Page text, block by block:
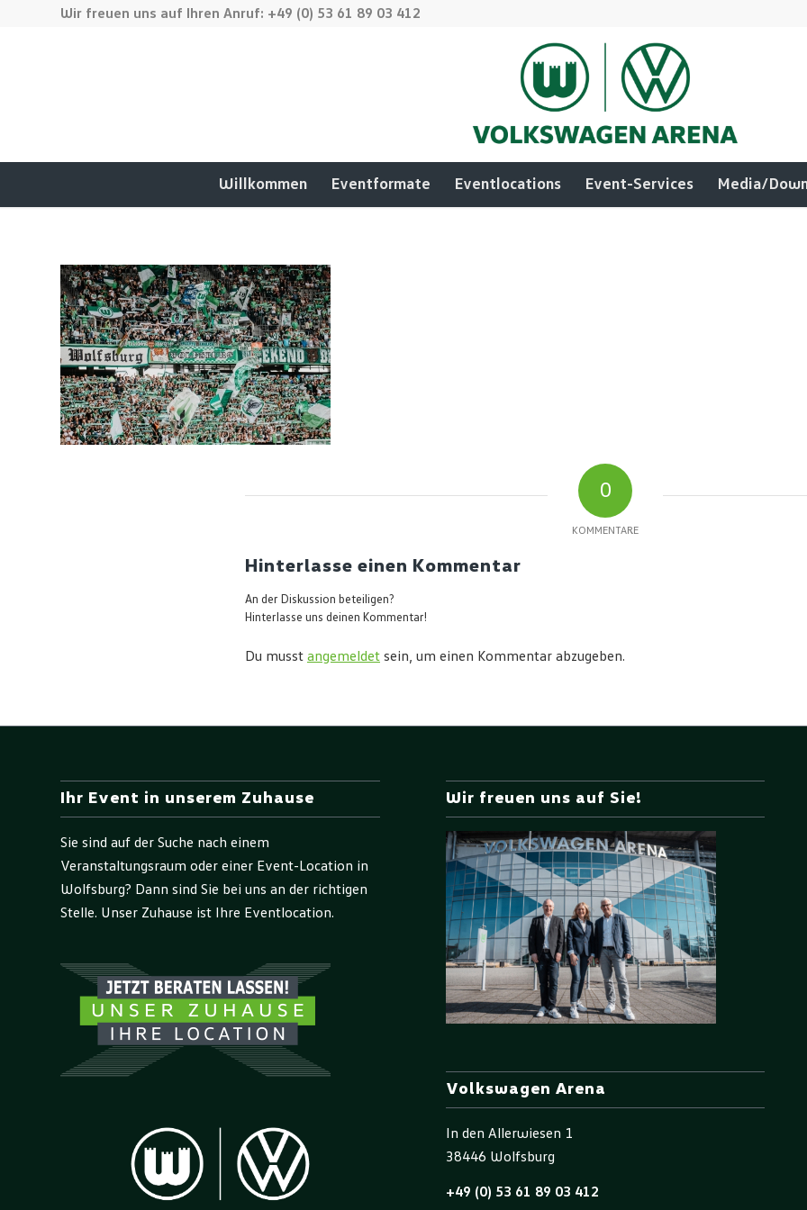
Wir freuen uns auf Ihren Anruf: +49 (0) 53 61 89 03 412
Willkommen Eventformate Eventlocations Event-Services Media/
0
KOMMENTARE
Hinterlasse einen Kommentar
An der Diskussion beteiligen?
Hinterlasse uns deinen Kommentar!
Du musst angemeldet sein, um einen Kommentar abzugeben.
Ihr Event in unserem Zuhause
Sie sind auf der Suche nach einem
Veranstaltungsraum oder einer Event-Location in
Wolfsburg? Dann sind Sie bei uns an der richtigen
Stelle. Unser Zuhause ist Ihre Eventlocation.
Wir freuen uns auf Sie!
Volkswagen Arena
In den Allerwiesen 1
38446 Wolfsburg
+49 (0) 53 61 89 03 412